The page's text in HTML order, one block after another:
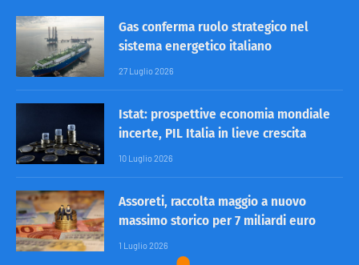
Gas conferma ruolo strategico nel
sistema energetico italiano
27 Luglio 2026
Istat: prospettive economia mondiale
incerte, PIL Italia in lieve crescita
10 Luglio 2026
Assoreti, raccolta maggio a nuovo
massimo storico per 7 miliardi euro
1 Luglio 2026